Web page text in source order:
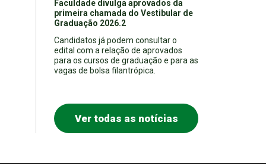
Faculdade divulga aprovados da
primeira chamada do Vestibular de
Graduação 2026.2
Candidatos já podem consultar o
edital com a relação de aprovados
para os cursos de graduação e para as
vagas de bolsa filantrópica.
Ver todas as notícias